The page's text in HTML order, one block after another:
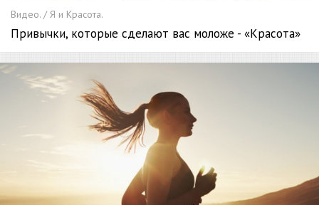
Видео. / Я и Красота.
Привычки, которые сделают вас моложе - «Красота»